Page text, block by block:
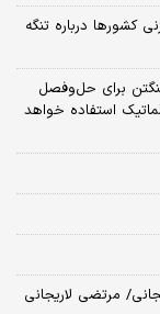
کشورها درباره تنگه
برای حل‌وفصل
استفاده خواهد
مرتضی لاریجانی